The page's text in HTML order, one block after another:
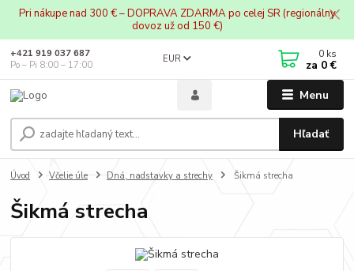
Pri nákupe nad 300 € – DOPRAVA ZDARMA po celej SR (regionálny
dovoz už od 150 €)
Menu
EUR
Hľadať
+421 919 037 687
Po – Pi 8:00 – 17:00
0 ks
za 0 €
Úvod Včelie úle Dná, nadstavky a strechy Šikmá strecha
Šikmá strecha